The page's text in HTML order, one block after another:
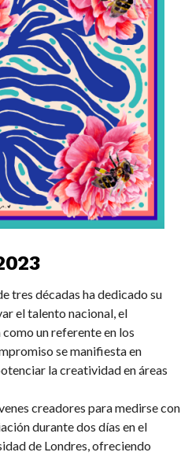
tres décadas ha dedicado su
el talento nacional, el
un referente en los
se manifiesta en
la creatividad en áreas
creadores para medirse con
durante dos días en el
de Londres, ofreciendo